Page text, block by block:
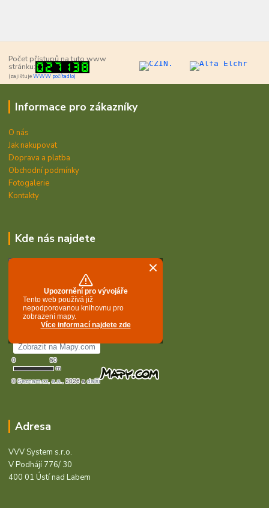
Počet přístupů na tuto www
stránku:
(zajišťujeWWW počítadlo)
Informace pro zákazníky
O nás
Jak nakupovat
Doprava a platba
Obchodní podmínky
Fotogalerie
Kontakty
Kde nás najdete
Adresa
VVV System s.r.o.
V Podhájí 776/ 30
400 01 Ústí nad Labem